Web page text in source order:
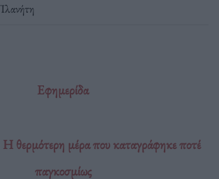
Εφημερίδα
Η θερμότερη μέρα που καταγράφηκε ποτέ
παγκοσμίως